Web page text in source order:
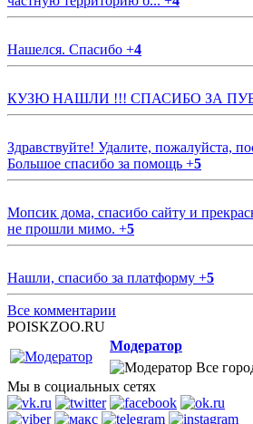
Нашелся. Спасибо +4
КУЗЮ НАШЛИ !!! СПАСИБО ЗА
Здравствуйте! Удалите, пожалуйста,
Большое спасибо за помощь +5
Мопсик дома, спасибо сайту и
не прошли мимо. +5
Нашли, спасибо за платформу +5
Все комментарии
POISKZOO.RU
Модератор
Все
Мы в социальных сетях